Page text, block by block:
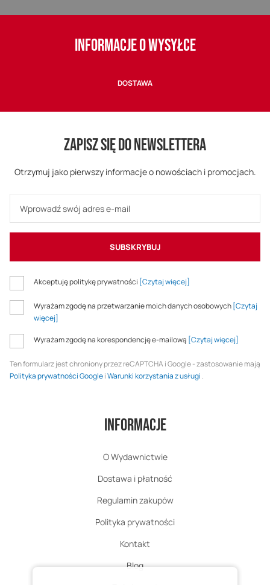
INFORMACJE O WYSYŁCE
DOSTAWA
ZAPISZ SIĘ DO NEWSLETTERA
Otrzymuj jako pierwszy informacje o nowościach i promocjach.
SUBSKRYBUJ
Akceptuję politykę prywatności [Czytaj więcej]
Wyrażam zgodę na przetwarzanie moich danych osobowych[Czytaj
więcej]
Wyrażam zgodę na korespondencję e-mailową [Czytaj więcej]
Ten formularz jest chroniony przez reCAPTCHA i Google - zastosowanie mają
Polityka prywatności GoogleiWarunki korzystania z usługi .
Informacje
O Wydawnictwie
Dostawa i płatność
Regulamin zakupów
Polityka prywatności
Kontakt
Blog